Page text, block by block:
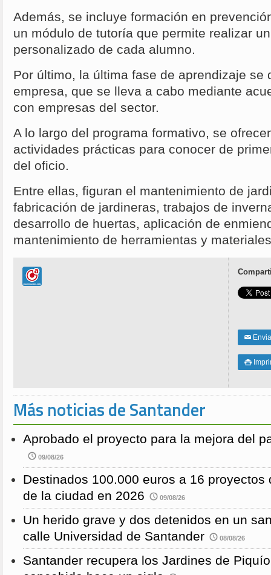
Además, se incluye formación en
un módulo de tutoría que permite realizar
personalizado de cada alumno.
Por último, la última fase de aprendizaje se
empresa, que se lleva a cabo mediante
con empresas del sector.
A lo largo del programa formativo, se
actividades prácticas para conocer de
del oficio.
Entre ellas, figuran el mantenimiento de
fabricación de jardineras, trabajos de
desarrollo de huertas, aplicación de
mantenimiento de herramientas y
✉

Más noticias de Santander
Aprobado el proyecto para la mejora del
09/08/26
Destinados 100.000 euros a 16
de la ciudad en 2026
09/08/26
Un herido grave y dos detenidos en un
calle Universidad de Santander
08/08/26
Santander recupera los Jardines de